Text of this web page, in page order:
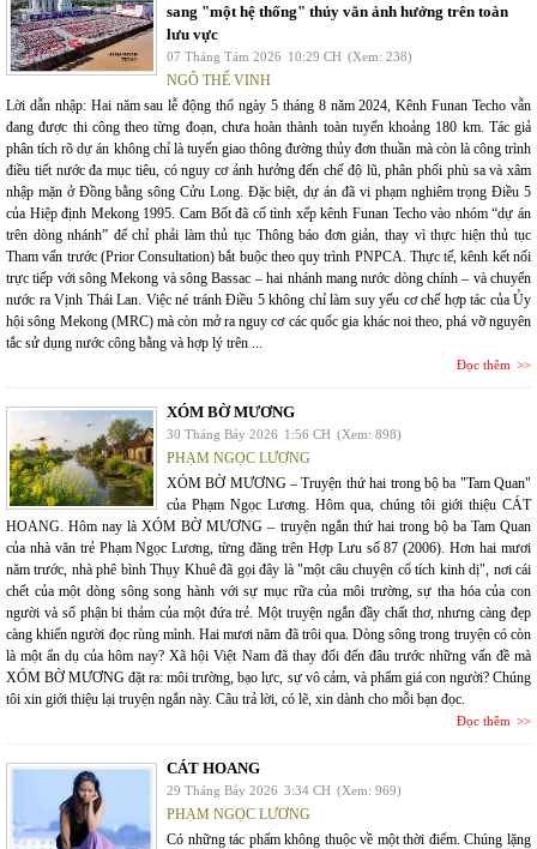
sang "một hệ thống" thủy văn ảnh hưởng trên toàn
lưu vực
07 Tháng Tám 2026 10:29 CH (Xem: 238)
NGÔ THẾ VINH
Lời dẫn nhập: Hai năm sau lễ động thổ ngày 5 tháng 8 năm 2024, Kênh Funan Techo vẫn
đang được thi công theo từng đoạn, chưa hoàn thành toàn tuyến khoảng 180 km. Tác giả
phân tích rõ dự án không chỉ là tuyến giao thông đường thủy đơn thuần mà còn là công trình
điều tiết nước đa mục tiêu, có nguy cơ ảnh hưởng đến chế độ lũ, phân phối phù sa và xâm
nhập mặn ở Đồng bằng sông Cửu Long. Đặc biệt, dự án đã vi phạm nghiêm trọng Điều 5
của Hiệp định Mekong 1995. Cam Bốt đã cố tình xếp kênh Funan Techo vào nhóm “dự án
trên dòng nhánh” để chỉ phải làm thủ tục Thông báo đơn giản, thay vì thực hiện thủ tục
Tham vấn trước (Prior Consultation) bắt buộc theo quy trình PNPCA. Thực tế, kênh kết nối
trực tiếp với sông Mekong và sông Bassac – hai nhánh mang nước dòng chính – và chuyển
nước ra Vịnh Thái Lan. Việc né tránh Điều 5 không chỉ làm suy yếu cơ chế hợp tác của Ủy
hội sông Mekong (MRC) mà còn mở ra nguy cơ các quốc gia khác noi theo, phá vỡ nguyên
tắc sử dụng nước công bằng và hợp lý trên ...
Đọc thêm
XÓM BỜ MƯƠNG
30 Tháng Bảy 2026 1:56 CH (Xem: 898)
PHẠM NGỌC LƯƠNG
XÓM BỜ MƯƠNG – Truyện thứ hai trong bộ ba "Tam Quan"
của Phạm Ngọc Lương. Hôm qua, chúng tôi giới thiệu CÁT
HOANG. Hôm nay là XÓM BỜ MƯƠNG – truyện ngắn thứ hai trong bộ ba Tam Quan
của nhà văn trẻ Phạm Ngọc Lương, từng đăng trên Hợp Lưu số 87 (2006). Hơn hai mươi
năm trước, nhà phê bình Thụy Khuê đã gọi đây là "một câu chuyện cổ tích kinh dị", nơi cái
chết của một dòng sông song hành với sự mục rữa của môi trường, sự tha hóa của con
người và số phận bi thảm của một đứa trẻ. Một truyện ngắn đầy chất thơ, nhưng càng đẹp
càng khiến người đọc rùng mình. Hai mươi năm đã trôi qua. Dòng sông trong truyện có còn
là một ẩn dụ của hôm nay? Xã hội Việt Nam đã thay đổi đến đâu trước những vấn đề mà
XÓM BỜ MƯƠNG đặt ra: môi trường, bạo lực, sự vô cảm, và phẩm giá con người? Chúng
tôi xin giới thiệu lại truyện ngắn này. Câu trả lời, có lẽ, xin dành cho mỗi bạn đọc.
Đọc thêm
CÁT HOANG
29 Tháng Bảy 2026 3:34 CH (Xem: 969)
PHẠM NGỌC LƯƠNG
Có những tác phẩm không thuộc về một thời điểm. Chúng lặng